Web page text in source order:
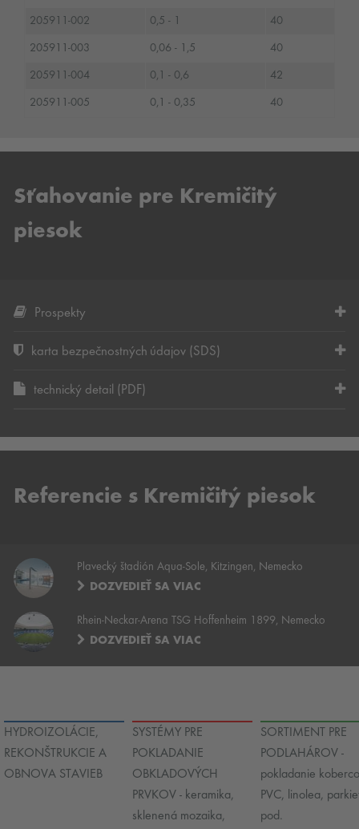
205911-002 0,5 - 1 40
205911-003 0,06 - 1,5 40
205911-004 0,1 - 0,6 42
205911-005 0,1 - 0,35 40
Sťahovanie pre Kremičitý
piesok
Prospekty
karta bezpečnostných údajov (SDS)
technický detail (PDF)
Referencie s Kremičitý piesok
Plavecký štadión Aqua-Sole, Kitzingen, Nemecko
DOZVEDIEŤ SA VIAC
Rhein-Neckar-Arena TSG Hoffenheim 1899, Nemecko
DOZVEDIEŤ SA VIAC
HYDROIZOLÁCIE,
REKONŠTRUKCIE A
OBNOVA STAVIEB
SYSTÉMY PRE
POKLADANIE
OBKLADOVÝCH
PRVKOV - keramika,
sklenená mozaika,
SORTIMENT PRE
PODLAHÁROV -
pokladanie
PVC, linolea,
pod.